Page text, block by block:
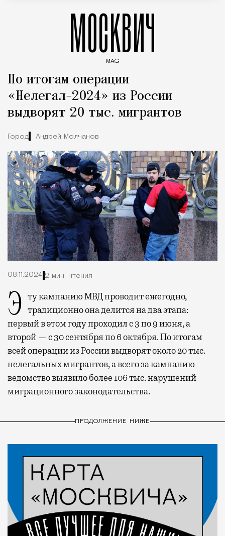
МОСКВИЧ
MAG
По итогам операции
«Нелегал-2024» из России
выдворят 20 тыс. мигрантов
Город Андрей Молчанов
08.11.2024 2 мин. чтения
Эту кампанию МВД проводит ежегодно, традиционно она делится на два этапа:
первый в этом году проходил с 3 по 9 июня, а
второй — с 30 сентября по 6 октября. По итогам
всей операции из России выдворят около 20 тыс.
нелегальных мигрантов, а всего за кампанию
ведомство выявило более 106 тыс.нарушений
миграционного законодательства.
ПРОДОЛЖЕНИЕ НИЖЕ